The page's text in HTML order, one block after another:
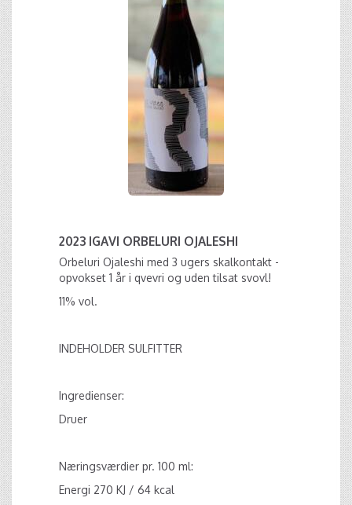
2023 IGAVI ORBELURI OJALESHI
Orbeluri Ojaleshi med 3 ugers skalkontakt -
opvokset 1 år i qvevri og uden tilsat svovl!
11% vol.
INDEHOLDER SULFITTER
Ingredienser:
Druer
Næringsværdier pr. 100 ml:
Energi 270 KJ / 64 kcal